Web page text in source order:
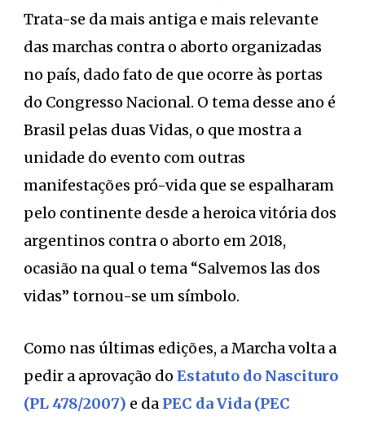
Trata-se da mais antiga e mais relevante
das marchas contra o aborto organizadas
no país, dado fato de que ocorre às portas
do Congresso Nacional. O tema desse ano é
Brasil pelas duas Vidas, o que mostra a
unidade do evento com outras
manifestações pró-vida que se espalharam
pelo continente desde a heroica vitória dos
argentinos contra o aborto em 2018,
ocasião na qual o tema “Salvemos las dos
vidas” tornou-se um símbolo.
Como nas últimas edições, a Marcha volta a
pedir a aprovação do Estatuto do Nascituro
(PL 478/2007) e da PEC da Vida (PEC